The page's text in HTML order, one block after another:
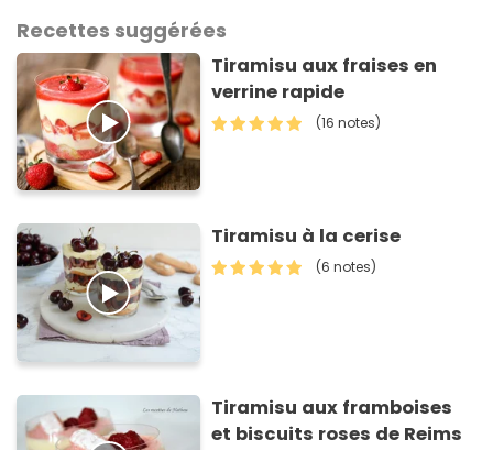
Recettes suggérées
Tiramisu aux fraises en
verrine rapide
(16 notes)
Tiramisu à la cerise
(6 notes)
Tiramisu aux framboises
et biscuits roses de Reims